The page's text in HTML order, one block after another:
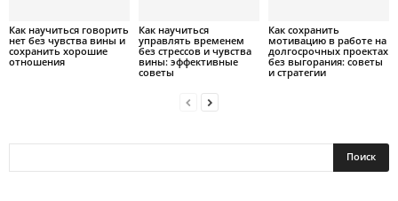
Как научиться говорить
нет без чувства вины и
сохранить хорошие
отношения
Как научиться
управлять временем
без стрессов и чувства
вины: эффективные
советы
Как сохранить
мотивацию в работе на
долгосрочных проектах
без выгорания: советы
и стратегии